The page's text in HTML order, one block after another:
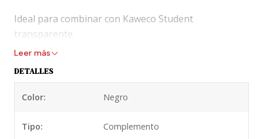
Ideal para combinar con Kaweco Student
transparente.
Leer más
DETALLES
Color: Negro
Tipo: Complemento